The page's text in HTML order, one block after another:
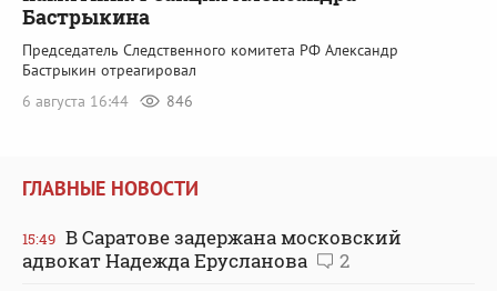
Бастрыкина
Председатель Следственного комитета РФ Александр
Бастрыкин отреагировал
6 августа 16:44
846
ГЛАВНЫЕ НОВОСТИ
15:49 В Саратове задержана московский
адвокат Надежда Ерусланова
2